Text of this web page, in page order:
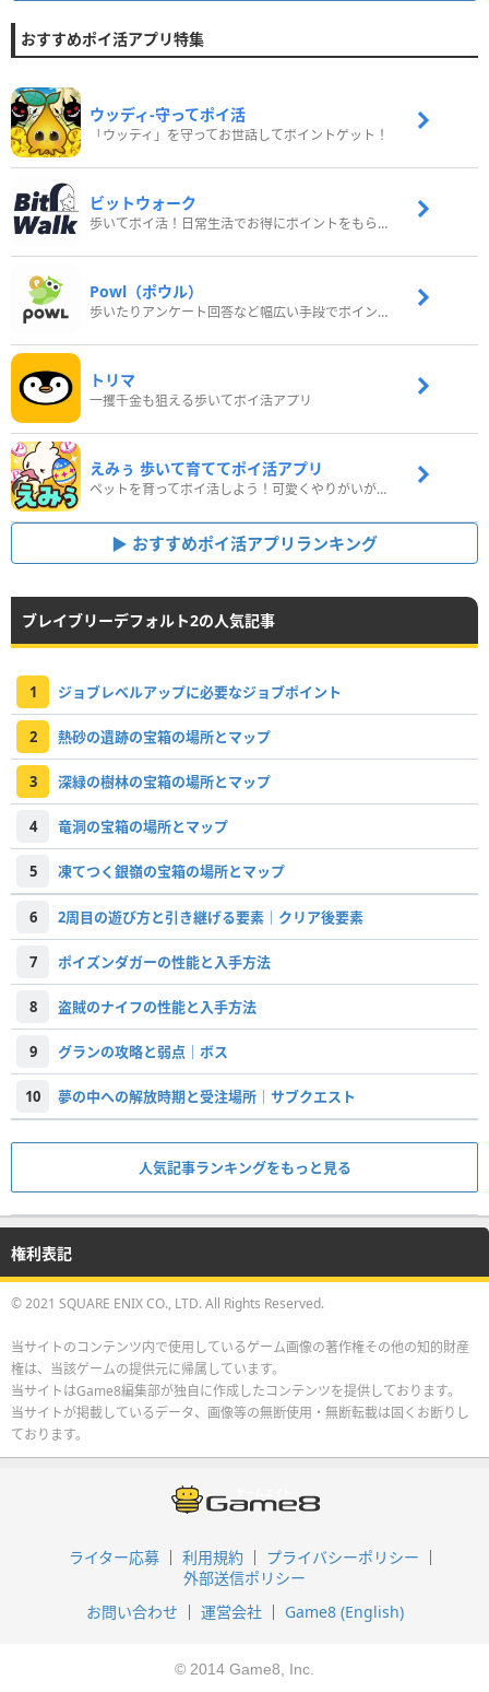
おすすめポイ活アプリ特集
ウッディ‐守ってポイ活
「ウッディ」を守ってお世話してポイントゲット！
ビットウォーク
歩いてポイ活！日常生活でお得にポイントをもらおう
Powl（ポウル）
歩いたりアンケート回答など幅広い手段でポイントをゲット
トリマ
一攫千金も狙える歩いてポイ活アプリ
えみぅ 歩いて育ててポイ活アプリ
ペットを育ってポイ活しよう！可愛くやりがいがある新感覚アプリ
おすすめポイ活アプリランキング
ブレイブリーデフォルト2の人気記事
1 ジョブレベルアップに必要なジョブポイント
2 熱砂の遺跡の宝箱の場所とマップ
3 深緑の樹林の宝箱の場所とマップ
4 竜洞の宝箱の場所とマップ
5 凍てつく銀嶺の宝箱の場所とマップ
6 2周目の遊び方と引き継げる要素｜クリア後要素
7 ポイズンダガーの性能と入手方法
8 盗賊のナイフの性能と入手方法
9 グランの攻略と弱点｜ボス
10 夢の中への解放時期と受注場所｜サブクエスト
人気記事ランキングをもっと見る
権利表記
© 2021 SQUARE ENIX CO., LTD. All Rights Reserved.
当サイトのコンテンツ内で使用しているゲーム画像の著作権その他の知的財産
権は、当該ゲームの提供元に帰属しています。
当サイトはGame8編集部が独自に作成したコンテンツを提供しております。
当サイトが掲載しているデータ、画像等の無断使用・無断転載は固くお断りし
ております。
ライター応募 利用規約
プライバシーポリシー
外部送信ポリシー
お問い合わせ
運営会社 Game8 (English)
© 2014 Game8, Inc.